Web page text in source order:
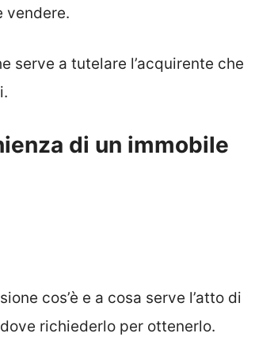
vendere.
serve a tutelare l’acquirente che
di un immobile
cos’è e a cosa serve l’atto di
richiederlo per ottenerlo.